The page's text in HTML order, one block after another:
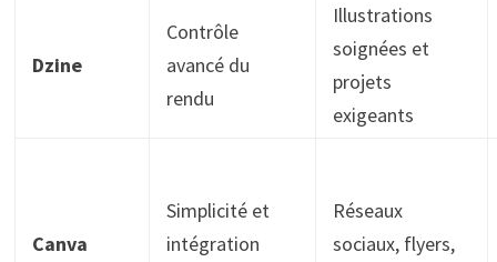
Dzine
Contrôle
avancé du
rendu
Illustrations
soignées et
projets
exigeants
Canva
Simplicité et
intégration
Réseaux
sociaux, flyers,